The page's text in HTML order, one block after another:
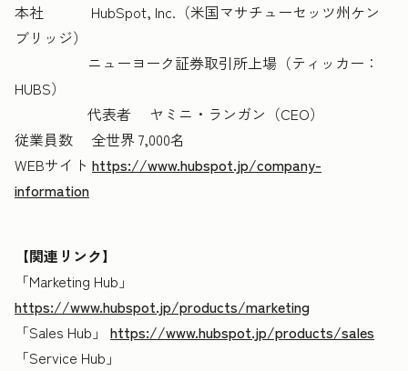
本社 HubSpot, Inc.（米国マサチューセッツ州ケン
ブリッジ）
ニューヨーク証券取引所上場（ティッカー：
HUBS）
代表者 ヤミニ・ランガン（CEO）
従業員数 全世界 7,000名
WEBサイト https://www.hubspot.jp/company-
information
【関連リンク】
「Marketing Hub」
https://www.hubspot.jp/products/marketing
「Sales Hub」 https://www.hubspot.jp/products/sales
「Service Hub」